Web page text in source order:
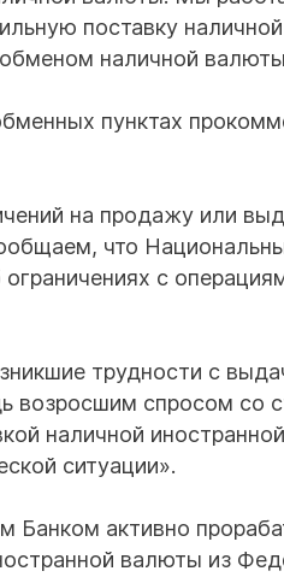
поставку
наличной валюты
пунктах
на продажу или
что
с
трудности с
возросшим спросом со
наличной
ситуации».
активно
валюты из